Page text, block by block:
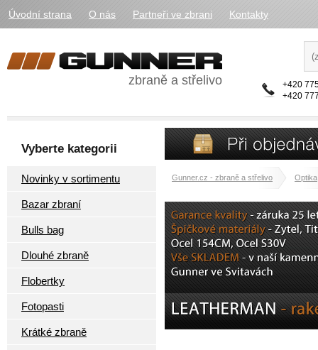
Úvodní strana O nás Partneři ve zbrani Kontakty
zbraně a střelivo
+420
+420
Vyberte kategorii
Novinky v sortimentu
Bazar zbraní
Bulls bag
Dlouhé zbraně
Flobertky
Fotopasti
Krátké zbraně
Gunner.cz - zbraně a střelivo Optika